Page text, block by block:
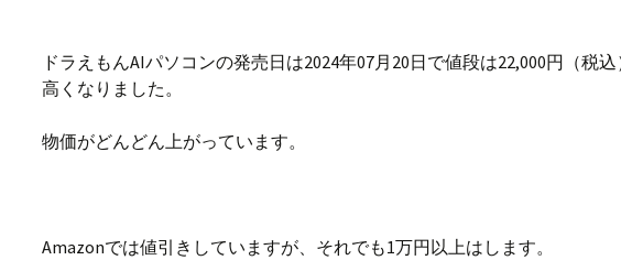
ドラえもんAIパソコンの発売日は2024年07月20日で値段は22,000円（税
高くなりました。
物価がどんどん上がっています。
Amazonでは値引きしていますが、それでも1万円以上はします。